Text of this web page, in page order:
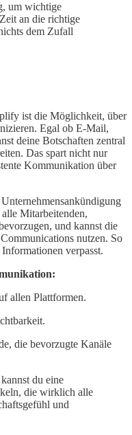
um wichtige
an die richtige
dem Zufall
ist die Möglichkeit, über
Egal ob E-Mail,
deine Botschaften zentral
Das spart nicht nur
Kommunikation über
Mitarbeitenden,
und kannst die
nutzen. So
verpasst.
allen Plattformen.
die bevorzugte Kanäle
du eine
die wirklich alle
und